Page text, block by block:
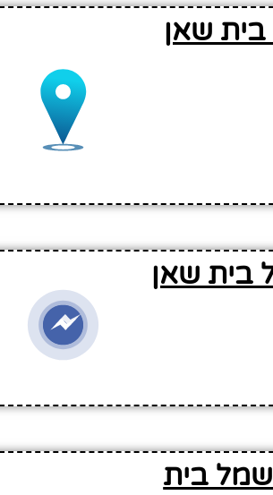
שאן
בית שאן
בית